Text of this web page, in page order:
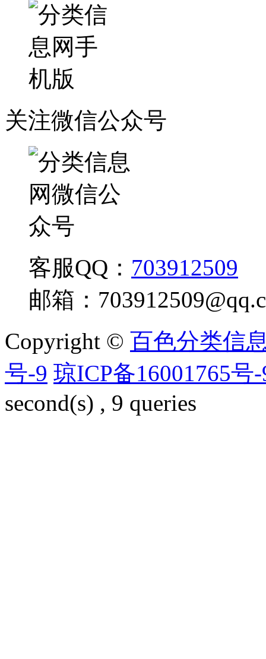
关注微信公众号
客服QQ： 703912509
邮箱：
Copyright © 百色分类信
号-9 琼ICP备16001765号
second(s) , 9 queries